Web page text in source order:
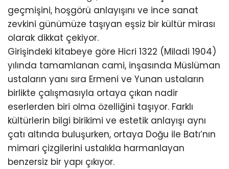
geçmişini, hoşgörü anlayışını ve ince sanat
zevkini günümüze taşıyan eşsiz bir kültür mirası
olarak dikkat çekiyor.
Girişindeki kitabeye göre Hicri 1322 (Miladi 1904)
yılında tamamlanan cami, inşasında Müslüman
ustaların yanı sıra Ermeni ve Yunan ustaların
birlikte çalışmasıyla ortaya çıkan nadir
eserlerden biri olma özelliğini taşıyor. Farklı
kültürlerin bilgi birikimi ve estetik anlayışı aynı
çatı altında buluşurken, ortaya Doğu ile Batı’nın
mimari çizgilerini ustalıkla harmanlayan
benzersiz bir yapı çıkıyor.